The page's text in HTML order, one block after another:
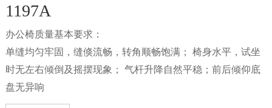
1197A
办公椅质量基本要求：
单缝均匀牢固，缝倏流畅，转角顺畅饱满； 椅身水平，试坐
时无左右倾倒及摇摆现象； 气杆升降自然平稳；前后倾仰底
盘无异响